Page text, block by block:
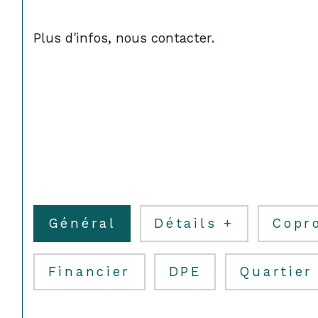
Plus d'infos, nous contacter.
Général Détails +
Financier DPE Quartier